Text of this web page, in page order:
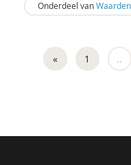
Onderdeel van
« 1 ..